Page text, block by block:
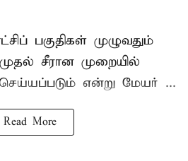
ப் பகுதிகள் முழுவதும்
சீரான முறையில்
செய்யப்படும் என்று மேயர் ...
Read More